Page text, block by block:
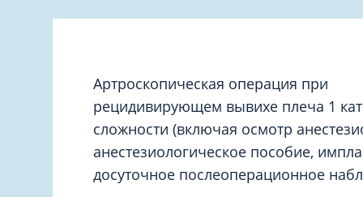
Гематология
Гинекология
Гирудотерапия
Дерматология
Диетология
Логопедия
Массаж
Артроскопическая операция при
рецидивирующем вывихе плеча 1
сложности (включая осмотр
анестезиологическое пособие,
досуточное послеоперационное